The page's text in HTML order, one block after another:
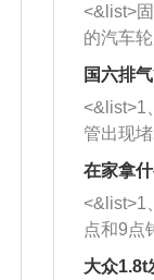
<&list>
的汽车
牌，但
也是为
国六排
<&list>1
管出现
者是细
堵塞情
施。
杂物推
三元催
在家拿
<&list>1
点和9点
方向做
大众1.8t